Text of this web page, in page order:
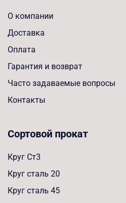
О компании
Доставка
Оплата
Гарантия и возврат
Часто задаваемые вопросы
Контакты
Сортовой прокат
Круг Ст3
Круг сталь 20
Круг сталь 45